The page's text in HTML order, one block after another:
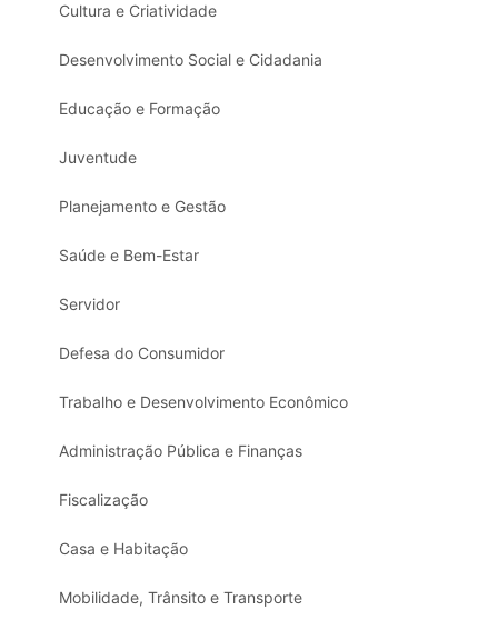
Cultura e Criatividade
Desenvolvimento Social e Cidadania
Educação e Formação
Juventude
Planejamento e Gestão
Saúde e Bem-Estar
Servidor
Defesa do Consumidor
Trabalho e Desenvolvimento Econômico
Administração Pública e Finanças
Fiscalização
Casa e Habitação
Mobilidade, Trânsito e Transporte